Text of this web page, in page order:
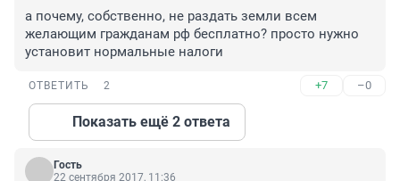
а почему, собственно, не раздать земли всем
желающим гражданам рф бесплатно? просто нужно
установит нормальные налоги
ОТВЕТИТЬ 2 +7 –0
Показать ещё 2 ответа
Гость
22 сентября 2017, 11:36